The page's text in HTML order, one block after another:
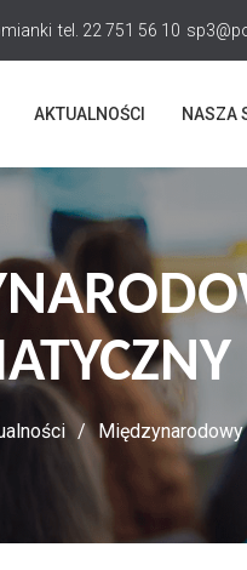
tel. 22 751 56 10
AKTUALNOŚCI NASZA